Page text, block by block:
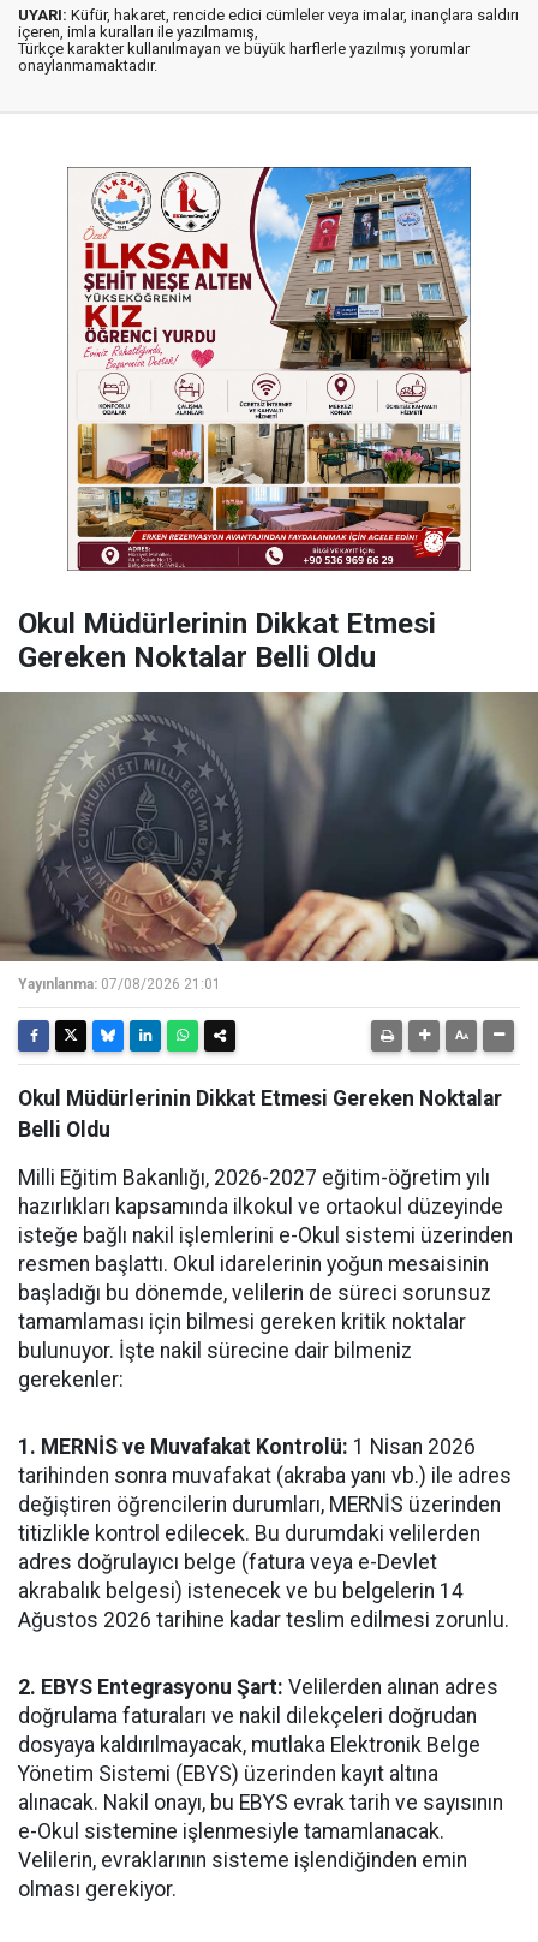
UYARI: Küfür, hakaret, rencide edici cümleler veya imalar, inançlara saldırı
içeren, imla kuralları ile yazılmamış,
Türkçe karakter kullanılmayan ve büyük harflerle yazılmış yorumlar
onaylanmamaktadır.
Okul Müdürlerinin Dikkat Etmesi
Gereken Noktalar Belli Oldu
Yayınlanma: 07/08/2026 21:01
Okul Müdürlerinin Dikkat Etmesi Gereken Noktalar
Belli Oldu
Milli Eğitim Bakanlığı, 2026-2027 eğitim-öğretim yılı
hazırlıkları kapsamında ilkokul ve ortaokul düzeyinde
isteğe bağlı nakil işlemlerini e-Okul sistemi üzerinden
resmen başlattı. Okul idarelerinin yoğun mesaisinin
başladığı bu dönemde, velilerin de süreci sorunsuz
tamamlaması için bilmesi gereken kritik noktalar
bulunuyor. İşte nakil sürecine dair bilmeniz
gerekenler:
1. MERNİS ve Muvafakat Kontrolü: 1 Nisan 2026
tarihinden sonra muvafakat (akraba yanı vb.) ile adres
değiştiren öğrencilerin durumları, MERNİS üzerinden
titizlikle kontrol edilecek. Bu durumdaki velilerden
adres doğrulayıcı belge (fatura veya e-Devlet
akrabalık belgesi) istenecek ve bu belgelerin 14
Ağustos 2026 tarihine kadar teslim edilmesi zorunlu.
2. EBYS Entegrasyonu Şart: Velilerden alınan adres
doğrulama faturaları ve nakil dilekçeleri doğrudan
dosyaya kaldırılmayacak, mutlaka Elektronik Belge
Yönetim Sistemi (EBYS) üzerinden kayıt altına
alınacak. Nakil onayı, bu EBYS evrak tarih ve sayısının
e-Okul sistemine işlenmesiyle tamamlanacak.
Velilerin, evraklarının sisteme işlendiğinden emin
olması gerekiyor.